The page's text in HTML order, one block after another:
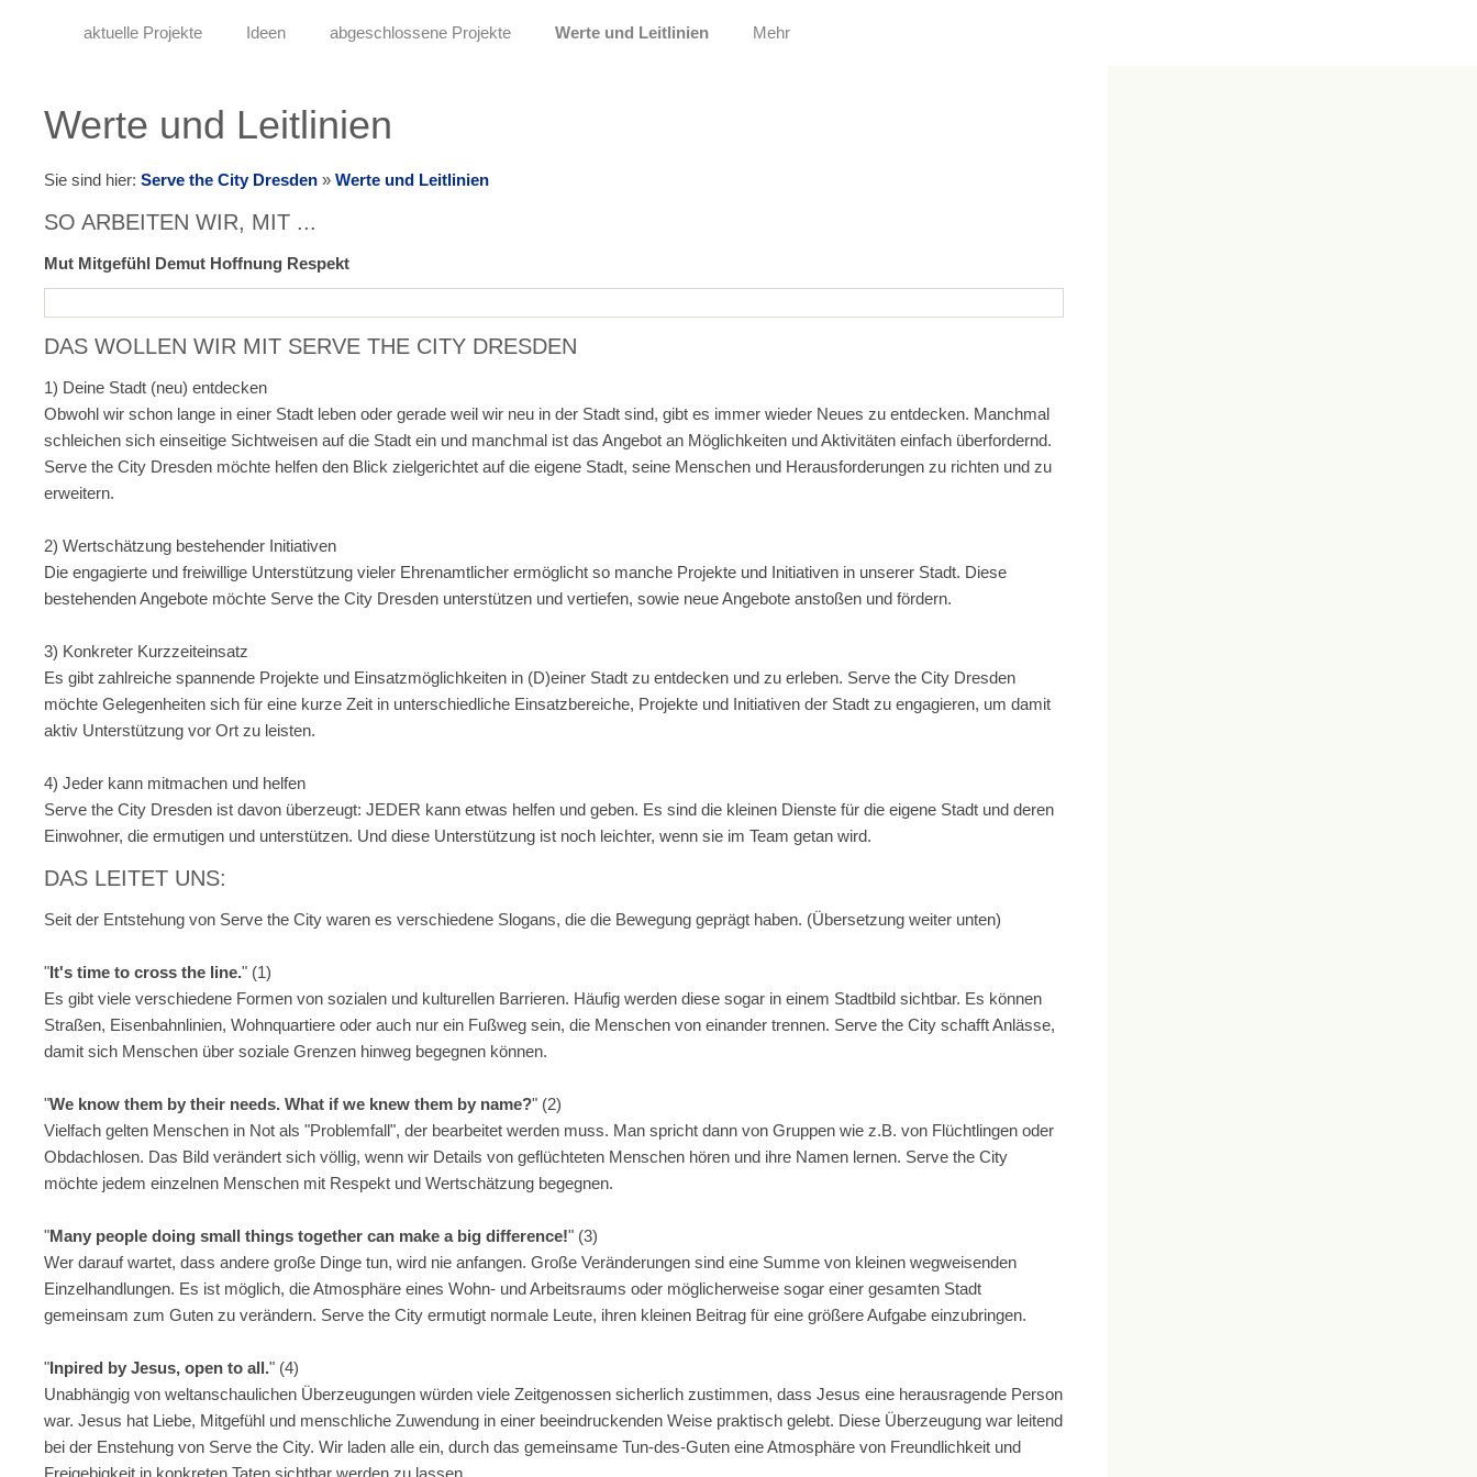
aktuelle Projekte Ideen abgeschlossene Projekte Werte und Leitlinien Mehr
Werte und Leitlinien
Sie sind hier: Serve the City Dresden » Werte und Leitlinien
SO ARBEITEN WIR, MIT ...
Mut Mitgefühl Demut Hoffnung Respekt
DAS WOLLEN WIR MIT SERVE THE CITY DRESDEN
1) Deine Stadt (neu) entdecken
Obwohl wir schon lange in einer Stadt leben oder gerade weil wir neu in der Stadt sind, gibt es immer wieder Neues zu entdecken. Manchmal
schleichen sich einseitige Sichtweisen auf die Stadt ein und manchmal ist das Angebot an Möglichkeiten und Aktivitäten einfach überfordernd.
Serve the City Dresden möchte helfen den Blick zielgerichtet auf die eigene Stadt, seine Menschen und Herausforderungen zu richten und zu
erweitern.
2) Wertschätzung bestehender Initiativen
Die engagierte und freiwillige Unterstützung vieler Ehrenamtlicher ermöglicht so manche Projekte und Initiativen in unserer Stadt. Diese
bestehenden Angebote möchte Serve the City Dresden unterstützen und vertiefen, sowie neue Angebote anstoßen und fördern.
3) Konkreter Kurzzeiteinsatz
Es gibt zahlreiche spannende Projekte und Einsatzmöglichkeiten in (D)einer Stadt zu entdecken und zu erleben. Serve the City Dresden
möchte Gelegenheiten sich für eine kurze Zeit in unterschiedliche Einsatzbereiche, Projekte und Initiativen der Stadt zu engagieren, um damit
aktiv Unterstützung vor Ort zu leisten.
4) Jeder kann mitmachen und helfen
Serve the City Dresden ist davon überzeugt: JEDER kann etwas helfen und geben. Es sind die kleinen Dienste für die eigene Stadt und deren
Einwohner, die ermutigen und unterstützen. Und diese Unterstützung ist noch leichter, wenn sie im Team getan wird.
DAS LEITET UNS:
Seit der Entstehung von Serve the City waren es verschiedene Slogans, die die Bewegung geprägt haben. (Übersetzung weiter unten)
"It's time to cross the line." (1)
Es gibt viele verschiedene Formen von sozialen und kulturellen Barrieren. Häufig werden diese sogar in einem Stadtbild sichtbar. Es können
Straßen, Eisenbahnlinien, Wohnquartiere oder auch nur ein Fußweg sein, die Menschen von einander trennen. Serve the City schafft Anlässe,
damit sich Menschen über soziale Grenzen hinweg begegnen können.
"We know them by their needs. What if we knew them by name?" (2)
Vielfach gelten Menschen in Not als "Problemfall", der bearbeitet werden muss. Man spricht dann von Gruppen wie z.B. von Flüchtlingen oder
Obdachlosen. Das Bild verändert sich völlig, wenn wir Details von geflüchteten Menschen hören und ihre Namen lernen. Serve the City
möchte jedem einzelnen Menschen mit Respekt und Wertschätzung begegnen.
"Many people doing small things together can make a big difference!" (3)
Wer darauf wartet, dass andere große Dinge tun, wird nie anfangen. Große Veränderungen sind eine Summe von kleinen wegweisenden
Einzelhandlungen. Es ist möglich, die Atmosphäre eines Wohn- und Arbeitsraums oder möglicherweise sogar einer gesamten Stadt
gemeinsam zum Guten zu verändern. Serve the City ermutigt normale Leute, ihren kleinen Beitrag für eine größere Aufgabe einzubringen.
"Inpired by Jesus, open to all." (4)
Unabhängig von weltanschaulichen Überzeugungen würden viele Zeitgenossen sicherlich zustimmen, dass Jesus eine herausragende Person
war. Jesus hat Liebe, Mitgefühl und menschliche Zuwendung in einer beeindruckenden Weise praktisch gelebt. Diese Überzeugung war leitend
bei der Enstehung von Serve the City. Wir laden alle ein, durch das gemeinsame Tun-des-Guten eine Atmosphäre von Freundlichkeit und
Freigebigkeit in konkreten Taten sichtbar werden zu lassen.